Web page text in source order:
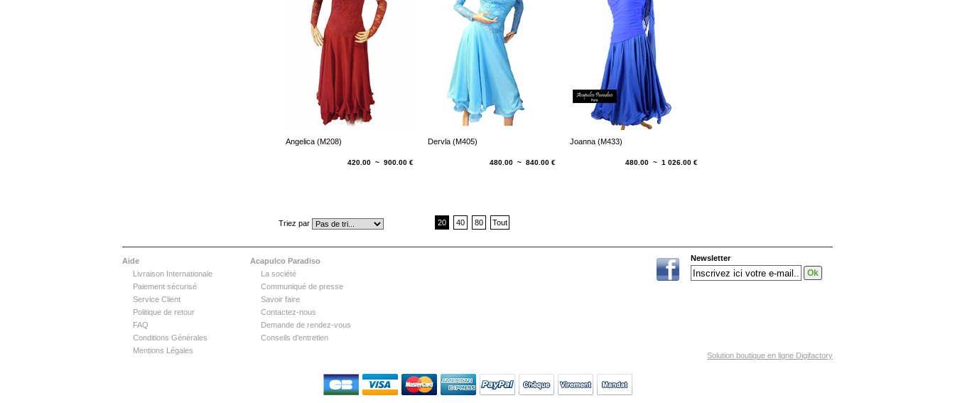
Angelica (M208)
420.00 ~ 900.00 €
Dervla (M405)
480.00 ~ 840.00 €
Joanna (M433)
480.00 ~ 1 026.00 €
Triez par 20 40 80 Tout
Aide
Livraison Internationale
Paiement sécurisé
Service Client
Politique de retour
FAQ
Conditions Générales
Mentions Légales
Acapulco Paradiso
La société
Communiqué de presse
Savoir faire
Contactez-nous
Demande de rendez-vous
Conseils d'entretien
Newsletter
Solution boutique en ligne Digifactory